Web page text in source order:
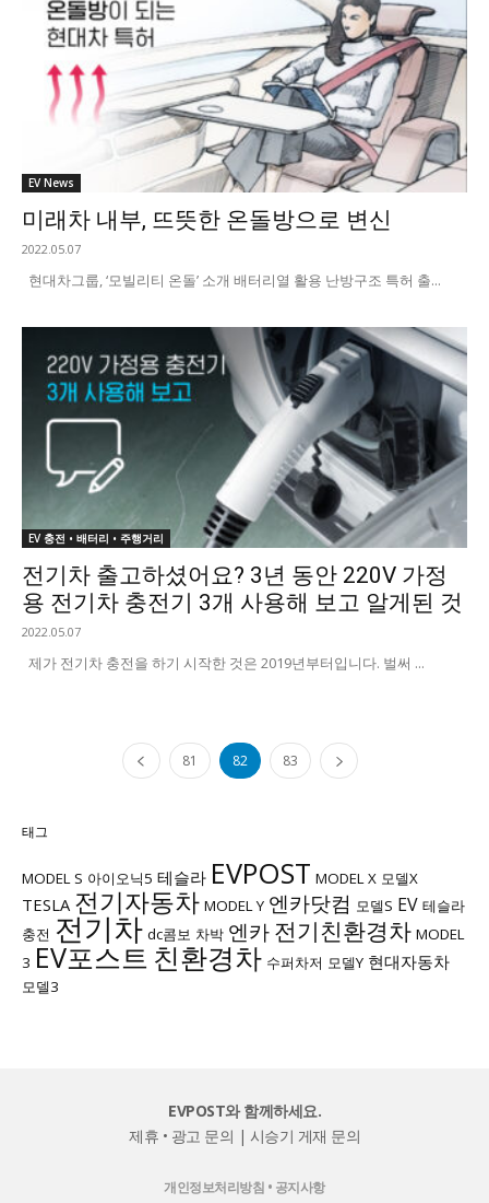
EV News
미래차 내부, 뜨뜻한 온돌방으로 변신
2022.05.07
현대차그룹, ‘모빌리티 온돌’ 소개 배터리열 활용 난방구조 특허 출...
EV 충전 • 배터리 • 주행거리
전기차 출고하셨어요? 3년 동안 220V 가정
용 전기차 충전기 3개 사용해 보고 알게된 것
2022.05.07
제가 전기차 충전을 하기 시작한 것은 2019년부터입니다. 벌써 ...
81 82 83
태그
MODEL S 아이오닉5 테슬라 EVPOST MODEL X 모델X
TESLA 전기자동차 MODEL Y 엔카닷컴 모델S EV 테슬라
충전 전기차 dc콤보 차박 엔카 전기친환경차 MODEL
3 EV포스트 친환경차 수퍼차저 모델Y 현대자동차
모델3
EVPOST와 함께하세요.
제휴 • 광고 문의 | 시승기 게재 문의
개인정보처리방침 • 공지사항